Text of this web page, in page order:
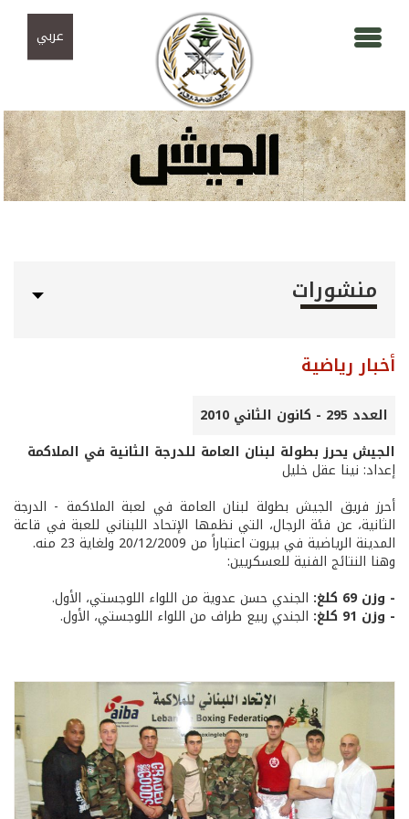
عربي
منشورات
أخبار رياضية
العدد 295 - كانون الثاني 2010
الجيش يحرز بطولة لبنان العامة للدرجة الثانية في الملاكمة
إعداد: نينا عقل خليل
أحرز فريق الجيش بطولة لبنان العامة في لعبة الملاكمة - الدرجة
الثانية، عن فئة الرجال، التي نظمها الإتحاد اللبناني للعبة في قاعة
المدينة الرياضية في بيروت اعتباراً من 20/12/2009 ولغاية 23 منه.
وهنا النتائج الفنية للعسكريين:
- وزن 69 كلغ:
الجندي حسن عدوية من اللواء اللوجستي، الأول.
- وزن 91 كلغ: الجندي ربيع طراف من اللواء اللوجستي، الأول.